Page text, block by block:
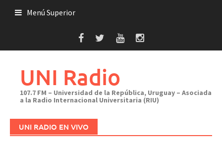
Menú Superior
UNI Radio
107.7 FM – Universidad de la República, Uruguay – Asociada
a la Radio Internacional Universitaria (RIU)
UNI RADIO EN VIVO